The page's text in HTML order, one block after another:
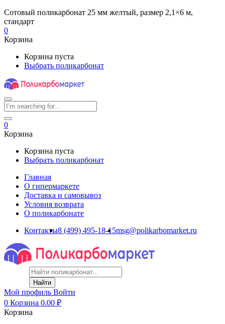
Сотовый поликарбонат 25 мм желтый, размер 2,1×6 м,
стандарт
0
Корзина
Корзина пуста
Выбрать поликарбонат
0
Корзина
Корзина пуста
Выбрать поликарбонат
Главная
О гипермаркете
Доставка и самовывоз
Условия возврата
О поликарбонате
Контакты8 (499) 495-18-15msg@polikarbomarket.ru
Найти
Мой профиль Войти
0 Корзина 0.00 ₽
Корзина